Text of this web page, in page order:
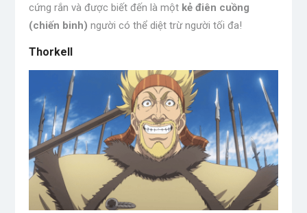
cứng rắn và được biết đến là một kẻ điên cuồng
(chiến binh) người có thể diệt trừ người tối đa!
Thorkell